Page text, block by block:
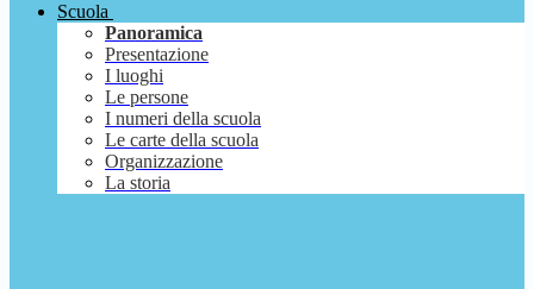
Scuola
Panoramica
Presentazione
I luoghi
Le persone
I numeri della scuola
Le carte della scuola
Organizzazione
La storia